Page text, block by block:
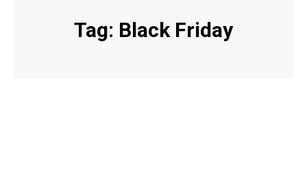
Tag: Black Friday